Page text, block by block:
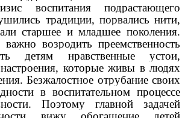
воспитания подрастающего
традиции, порвались нити,
старшее и младшее поколения.
возродить преемственность
детям нравственные устои,
настроения, которые живы в людях
Безжалостное отрубание своих
в воспитательном процессе
Поэтому главной задачей